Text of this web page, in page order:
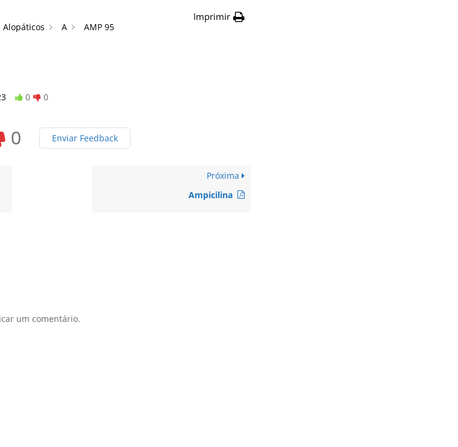
A AMP 95
Imprimir
0 0
0 Enviar Feedback
Próxima
Ampicilina
um comentário.